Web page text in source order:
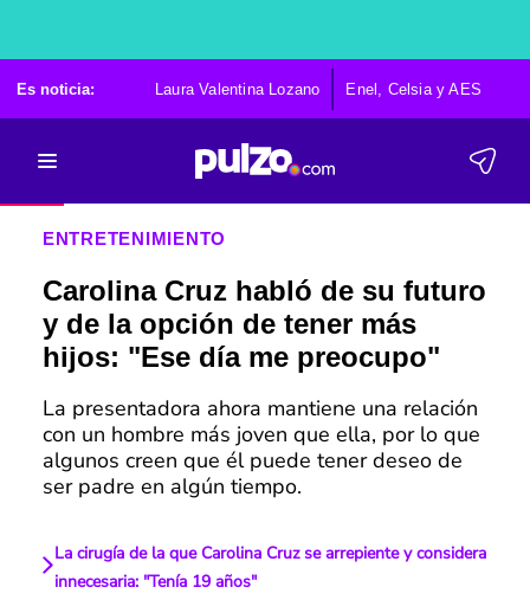
Es noticia: Laura Valentina Lozano Enel, Celsia y AES
ENTRETENIMIENTO
Carolina Cruz habló de su futuro
y de la opción de tener más
hijos: "Ese día me preocupo"
La presentadora ahora mantiene una relación
con un hombre más joven que ella, por lo que
algunos creen que él puede tener deseo de
ser padre en algún tiempo.
La cirugía de la que Carolina Cruz se arrepiente y considera
innecesaria: "Tenía 19 años"